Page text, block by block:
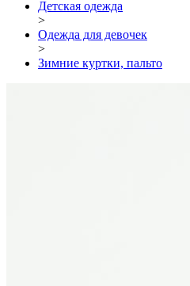
Детская одежда
>
Одежда для девочек
>
Зимние куртки, пальто